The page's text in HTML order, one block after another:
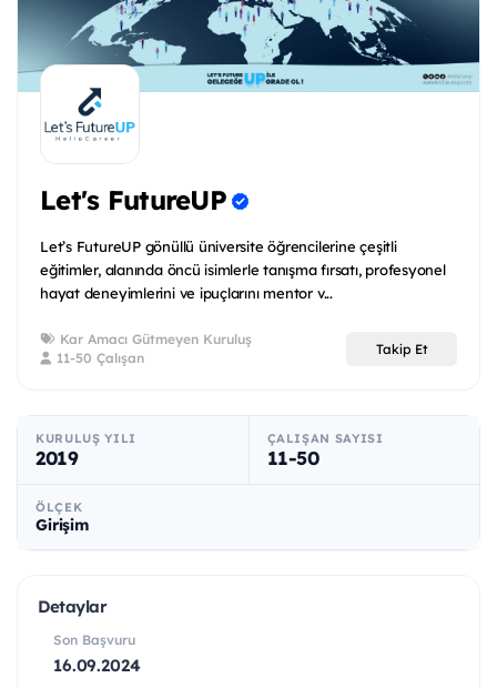
Let's FutureUP
Let’s FutureUP gönüllü üniversite öğrencilerine çeşitli
eğitimler, alanında öncü isimlerle tanışma fırsatı, profesyonel
hayat deneyimlerini ve ipuçlarını mentor v...
Kar Amacı Gütmeyen Kuruluş
11-50 Çalışan
Takip Et
KURULUŞ YILI
2019
ÇALIŞAN SAYISI
11-50
ÖLÇEK
Girişim
Detaylar
Son Başvuru
16.09.2024